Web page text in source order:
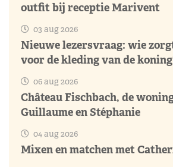
outfit bij receptie Marivent
03 aug 2026
Nieuwe lezersvraag: wie
voor de kleding van de
06 aug 2026
Château Fischbach, de
Guillaume en Stéphanie
04 aug 2026
Mixen en matchen met